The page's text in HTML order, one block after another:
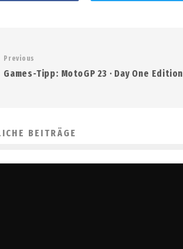
Previous
Games-Tipp: MotoGP 23 · Day One Edition
BEITRÄGE